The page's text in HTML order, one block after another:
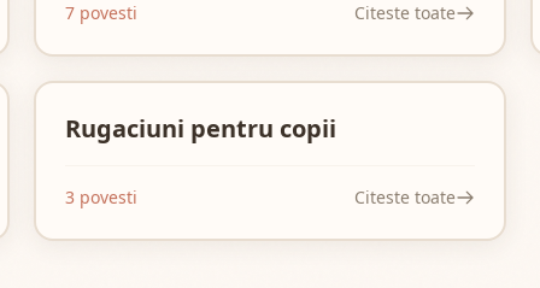
7 povesti Citeste toate
Rugaciuni pentru copii
3 povesti Citeste toate